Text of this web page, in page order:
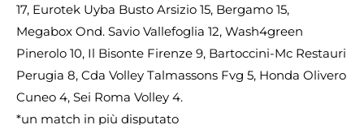
17, Eurotek Uyba Busto Arsizio 15, Bergamo 15,
Megabox Ond. Savio Vallefoglia 12, Wash4green
Pinerolo 10, Il Bisonte Firenze 9, Bartoccini-Mc Restauri
Perugia 8, Cda Volley Talmassons Fvg 5, Honda Olivero
Cuneo 4, Sei Roma Volley 4.
*un match in più disputato